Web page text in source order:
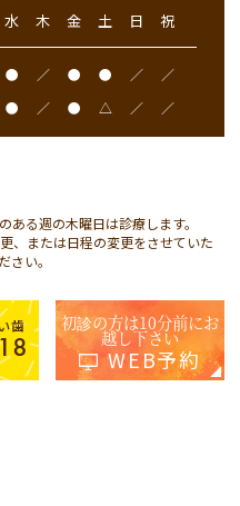
水 木 金 土 日 祝
● ／ ● ● ／ ／
● ／ ● △ ／ ／
る週の木曜日は診療します。
、または日程の変更をさせていた
い。
歯 初診の方は10分前にお
越し下さい
WEB予約